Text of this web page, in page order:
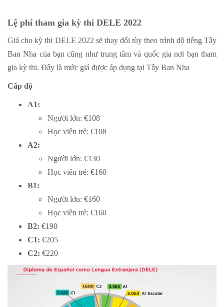
Lệ phí tham gia kỳ thi DELE 2022
Giá cho kỳ thi DELE 2022 sẽ thay đổi tùy theo trình độ tiếng Tây
Ban Nha của bạn cũng như trung tâm và quốc gia nơi bạn tham
gia kỳ thi. Đây là mức giá được áp dụng tại Tây Ban Nha
Cấp độ
A1:
Người lớn: €108
Học viên trẻ: €108
A2:
Người lớn: €130
Học viên trẻ: €160
B1:
Người lớn: €160
Học viên trẻ: €160
B2: €190
C1: €205
C2: €220